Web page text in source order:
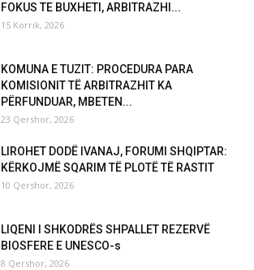
FOKUS TE BUXHETI, ARBITRAZHI...
15 Korrik, 2026
KOMUNA E TUZIT: PROCEDURA PARA
KOMISIONIT TË ARBITRAZHIT KA
PËRFUNDUAR, MBETEN...
23 Qershor, 2026
LIROHET DODË IVANAJ, FORUMI SHQIPTAR:
KËRKOJMË SQARIM TË PLOTË TË RASTIT
10 Qershor, 2026
LIQENI I SHKODRËS SHPALLET REZERVË
BIOSFERE E UNESCO-s
8 Qershor, 2026